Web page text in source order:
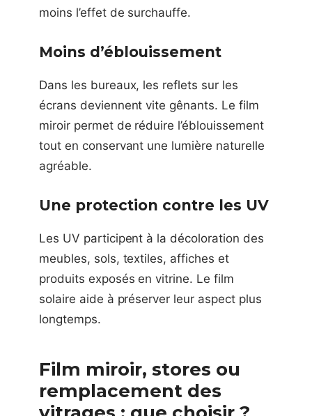
moins l’effet de surchauffe.
Moins d’éblouissement
Dans les bureaux, les reflets sur les
écrans deviennent vite gênants. Le film
miroir permet de réduire l’éblouissement
tout en conservant une lumière naturelle
agréable.
Une protection contre les UV
Les UV participent à la décoloration des
meubles, sols, textiles, affiches et
produits exposés en vitrine. Le film
solaire aide à préserver leur aspect plus
longtemps.
Film miroir, stores ou
remplacement des